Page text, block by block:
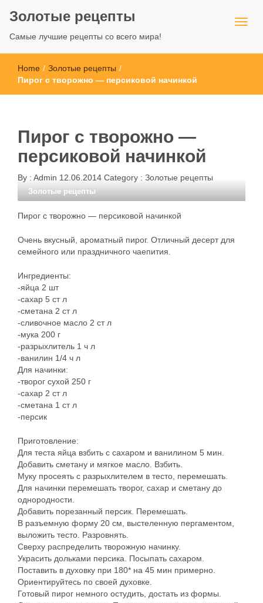
Золотые рецепты
Самые лучшие рецепты со всего мира!
Home / Золотые рецепты /
Пирог с творожно — персиковой начинкой
Пирог с творожно —
персиковой начинкой
By : Admin 12.06.2014 Category : Золотые рецепты
Золотые рецепты
Пирог с творожно — персиковой начинкой
Очень вкусный, ароматный пирог. Отличный десерт для
семейного или праздничного чаепития.
Ингредиенты:
-яйца 2 шт
-сахар 5 ст л
-сметана 2 ст л
-сливочное масло 2 ст л
-мука 200 г
-разрыхлитель 1 ч л
-ванилин 1/4 ч л
Для начинки:
-творог сухой 250 г
-сахар 2 ст л
-сметана 1 ст л
-персик
Приготовление:
Для теста яйца взбить с сахаром и ванилином 5 мин.
Добавить сметану и мягкое масло. Взбить.
Муку просеять с разрыхлителем в тесто, перемешать.
Для начинки перемешать творог, сахар и сметану до
однородности.
Добавить порезанный персик. Перемешать.
В разъемную форму 20 см, выстеленную пергаментом,
выложить тесто. Разровнять.
Сверху распределить творожную начинку.
Украсить дольками персика. Посыпать сахаром.
Поставить в духовку при 180* на 45 мин примерно.
Ориентируйтесь по своей духовке.
Готовый пирог немного остудить, достать из формы.